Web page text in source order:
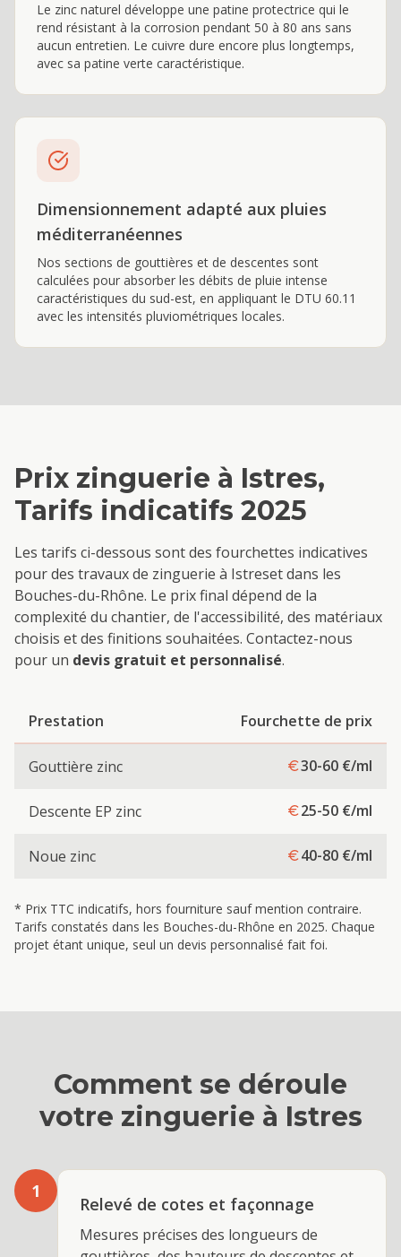
Le zinc naturel développe une patine protectrice qui le
rend résistant à la corrosion pendant 50 à 80 ans sans
aucun entretien. Le cuivre dure encore plus longtemps,
avec sa patine verte caractéristique.
Dimensionnement adapté aux pluies
méditerranéennes
Nos sections de gouttières et de descentes sont
calculées pour absorber les débits de pluie intense
caractéristiques du sud-est, en appliquant le DTU 60.11
avec les intensités pluviométriques locales.
Prix zinguerie à Istres,
Tarifs indicatifs 2025
Les tarifs ci-dessous sont des fourchettes indicatives
pour des travaux de zinguerie à Istreset dans les
Bouches-du-Rhône. Le prix final dépend de la
complexité du chantier, de l'accessibilité, des matériaux
choisis et des finitions souhaitées. Contactez-nous
pour un devis gratuit et personnalisé.
Prestation Fourchette de prix
Gouttière zinc 30-60 €/ml
Descente EP zinc 25-50 €/ml
Noue zinc 40-80 €/ml
* Prix TTC indicatifs, hors fourniture sauf mention contraire.
Tarifs constatés dans les Bouches-du-Rhône en 2025. Chaque
projet étant unique, seul un devis personnalisé fait foi.
Comment se déroule
votre zinguerie à Istres
1
Relevé de cotes et façonnage
Mesures précises des longueurs de